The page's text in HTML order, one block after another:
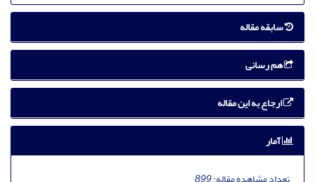
سابقه مقاله
هم رسانی
ارجاع به این مقاله
آمار